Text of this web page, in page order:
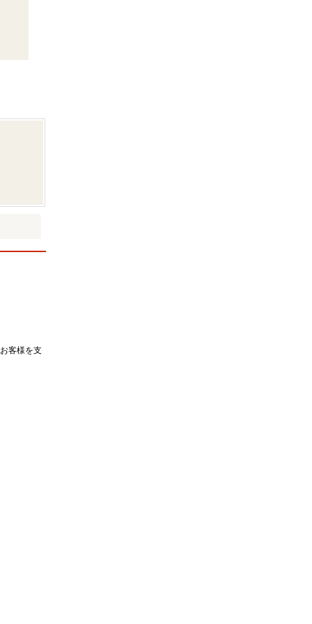
客様を支